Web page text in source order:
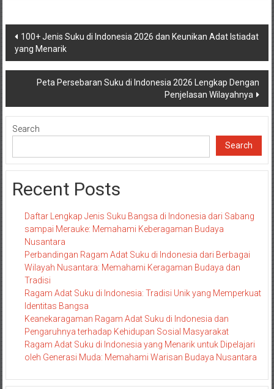
Post
navigation
100+ Jenis Suku di Indonesia 2026 dan Keunikan Adat Istiadat
yang Menarik
Peta Persebaran Suku di Indonesia 2026 Lengkap Dengan
Penjelasan Wilayahnya
Search
Search
Recent Posts
Daftar Lengkap Jenis Suku Bangsa di Indonesia dari Sabang
sampai Merauke: Memahami Keberagaman Budaya
Nusantara
Perbandingan Ragam Adat Suku di Indonesia dari Berbagai
Wilayah Nusantara: Memahami Keragaman Budaya dan
Tradisi
Ragam Adat Suku di Indonesia: Tradisi Unik yang Memperkuat
Identitas Bangsa
Keanekaragaman Ragam Adat Suku di Indonesia dan
Pengaruhnya terhadap Kehidupan Sosial Masyarakat
Ragam Adat Suku di Indonesia yang Menarik untuk Dipelajari
oleh Generasi Muda: Memahami Warisan Budaya Nusantara